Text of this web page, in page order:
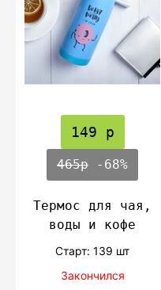
149 р
465р -68%
Термос для чая,
воды и кофе
Cтарт: 139 шт
Закончился